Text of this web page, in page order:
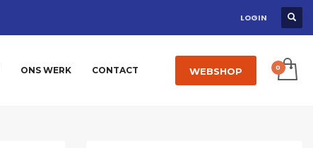
LOGIN
ONS WERK CONTACT WEBSHOP